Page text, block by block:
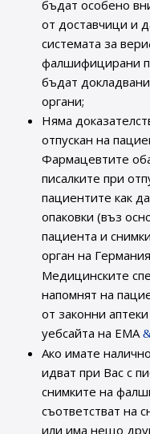
бъдат особено
от доставчици и
системата за
фалшифицирани
бъдат
органи;
Няма
отпускан на
Фармацевтите
писалките при
пациентите как
опаковки (въз
пациента и
орган на
Медицинските
напомнят на
от законни
уебсайта на ЕМА
Ако имате
идват при Вас с
снимките на
съответстват на
или има нещо